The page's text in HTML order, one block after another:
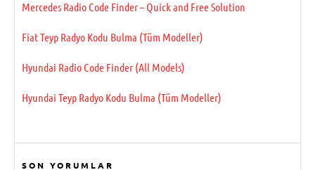
Mercedes Radio Code Finder – Quick and Free Solution
Fiat Teyp Radyo Kodu Bulma (Tüm Modeller)
Hyundai Radio Code Finder (All Models)
Hyundai Teyp Radyo Kodu Bulma (Tüm Modeller)
SON YORUMLAR